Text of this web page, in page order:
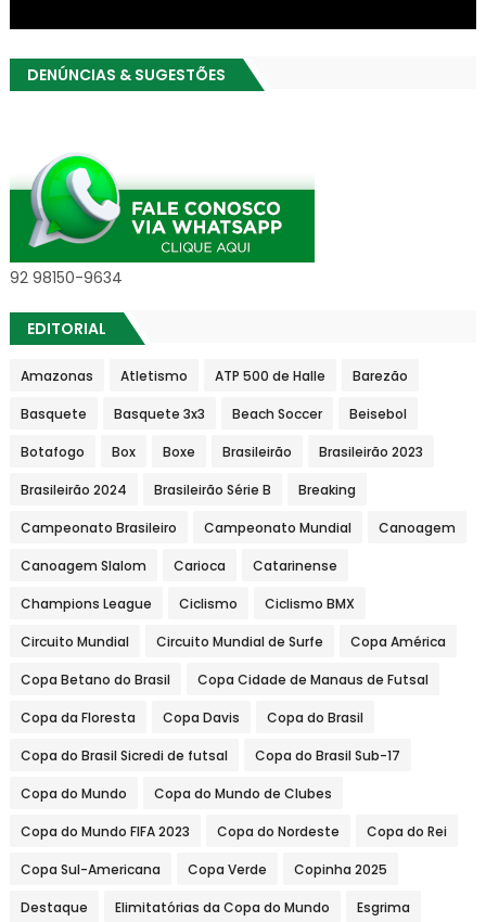
DENÚNCIAS & SUGESTÕES
92 98150-9634
EDITORIAL
Amazonas Atletismo ATP 500 de Halle Barezão
Basquete Basquete 3x3 Beach Soccer Beisebol
Botafogo Box Boxe Brasileirão Brasileirão 2023
Brasileirão 2024 Brasileirão Série B Breaking
Campeonato Brasileiro Campeonato Mundial Canoagem
Canoagem Slalom Carioca Catarinense
Champions League Ciclismo Ciclismo BMX
Circuito Mundial Circuito Mundial de Surfe Copa América
Copa Betano do Brasil Copa Cidade de Manaus de Futsal
Copa da Floresta Copa Davis Copa do Brasil
Copa do Brasil Sicredi de futsal Copa do Brasil Sub-17
Copa do Mundo Copa do Mundo de Clubes
Copa do Mundo FIFA 2023 Copa do Nordeste Copa do Rei
Copa Sul-Americana Copa Verde Copinha 2025
Destaque Elimitatórias da Copa do Mundo Esgrima